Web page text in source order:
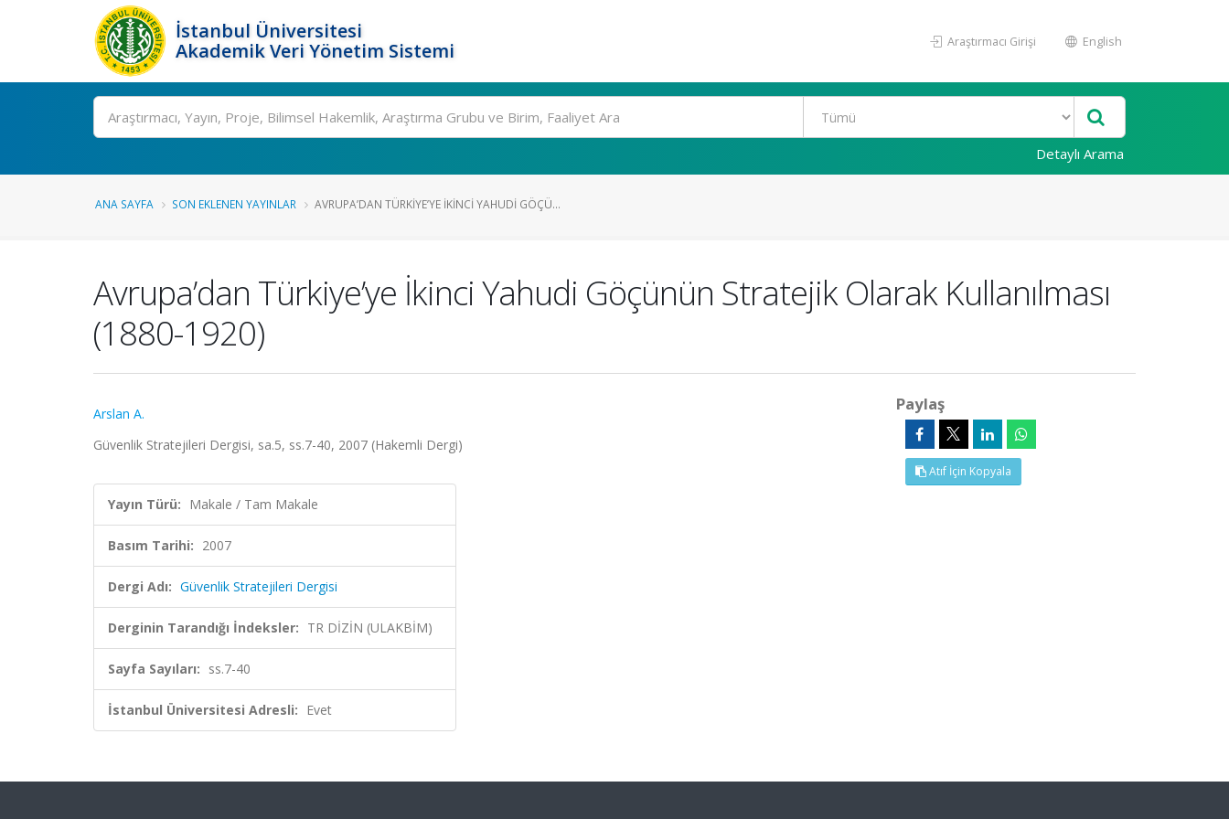
İstanbul Üniversitesi
Akademik Veri Yönetim Sistemi
Araştırmacı Girişi English
Ara
Detaylı Arama
ANA SAYFA SON EKLENEN YAYINLAR AVRUPA’DAN TÜRKIYE’YE İKINCI YAHUDI GÖÇÜ...
Avrupa’dan Türkiye’ye İkinci Yahudi Göçünün Stratejik Olarak Kullanılması
(1880-1920)
Arslan A.
Güvenlik Stratejileri Dergisi, sa.5, ss.7-40, 2007 (Hakemli Dergi)
Yayın Türü: Makale / Tam Makale
Basım Tarihi: 2007
Dergi Adı: Güvenlik Stratejileri Dergisi
Derginin Tarandığı İndeksler: TR DİZİN (ULAKBİM)
Sayfa Sayıları: ss.7-40
İstanbul Üniversitesi Adresli: Evet
Paylaş
Atıf İçin Kopyala